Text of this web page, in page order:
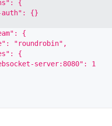
{
{}
{
"roundrobin",
{
server:8080": 1